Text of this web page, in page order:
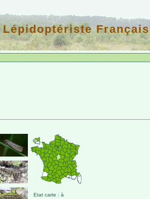
Français
Etat carte : à